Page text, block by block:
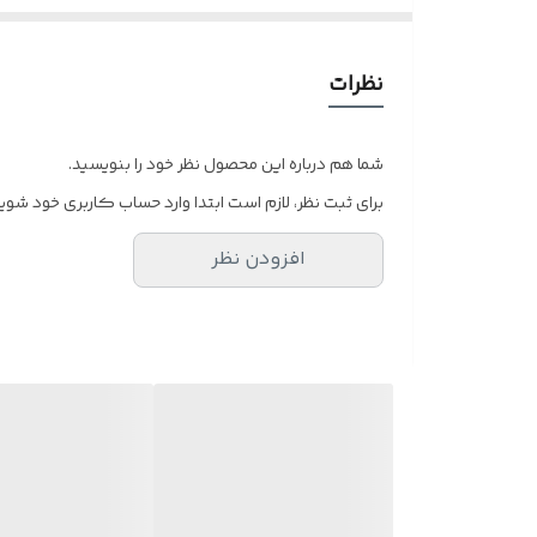
نظرات
شما هم درباره این محصول نظر خود را بنویسید.
برای ثبت نظر، لازم است ابتدا وارد حساب کاربری خود
افزودن نظر